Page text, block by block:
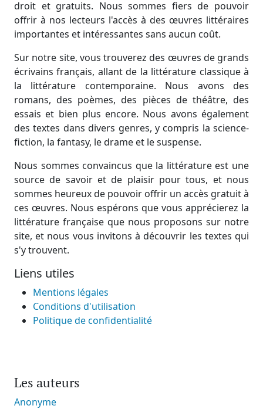
droit et gratuits. Nous sommes fiers de pouvoir
offrir à nos lecteurs l'accès à des œuvres littéraires
importantes et intéressantes sans aucun coût.
Sur notre site, vous trouverez des œuvres de grands
écrivains français, allant de la littérature classique à
la littérature contemporaine. Nous avons des
romans, des poèmes, des pièces de théâtre, des
essais et bien plus encore. Nous avons également
des textes dans divers genres, y compris la science-
fiction, la fantasy, le drame et le suspense.
Nous sommes convaincus que la littérature est une
source de savoir et de plaisir pour tous, et nous
sommes heureux de pouvoir offrir un accès gratuit à
ces œuvres. Nous espérons que vous apprécierez la
littérature française que nous proposons sur notre
site, et nous vous invitons à découvrir les textes qui
s'y trouvent.
Liens utiles
Mentions légales
Conditions d'utilisation
Politique de confidentialité
Les auteurs
Anonyme